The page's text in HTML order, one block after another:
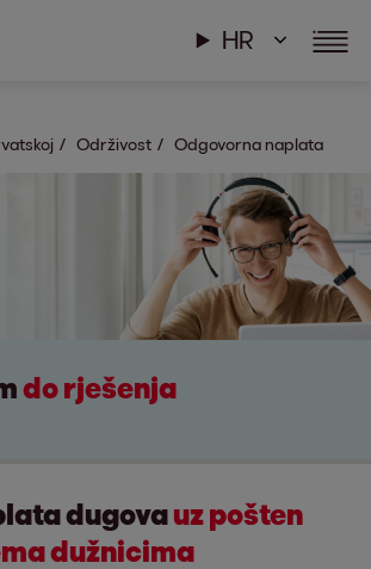
HR
Održivost Odgovorna naplata
do rješenja
dugovauz pošten
dužnicima